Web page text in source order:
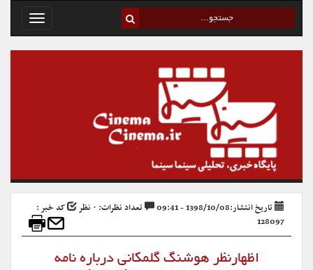
Toggle
تاریخ انتشار:1398/10/08 - 09:41 تعداد نظرات: ۰ نظر
کد خبر :
128097
اظهارنظر هوشنگ گلمکانی درباره نامه